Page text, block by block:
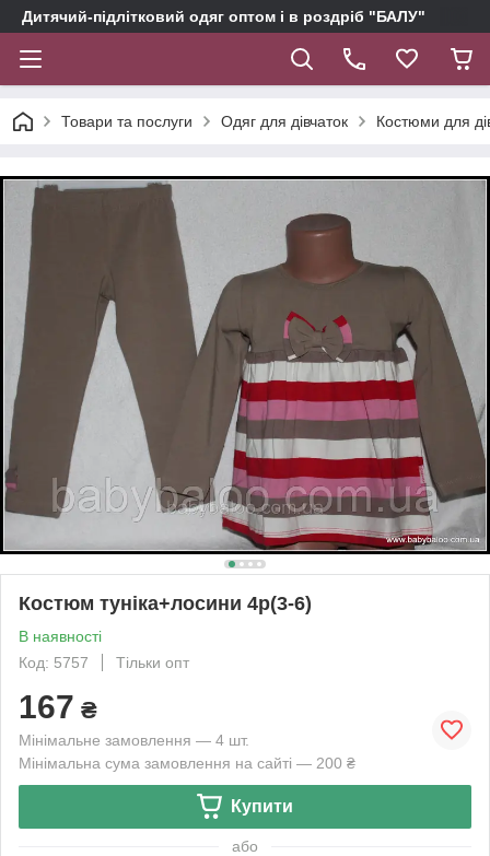
Дитячий-підлітковий одяг оптом і в роздріб "БАЛУ"
Товари та послуги Одяг для дівчаток Костюми для
Костюм туніка+лосини 4р(3-6)
В наявності
Код: 5757
Тільки опт
167 ₴
Мінімальне замовлення — 4 шт.
Мінімальна сума замовлення на сайті — 200 ₴
Купити
або